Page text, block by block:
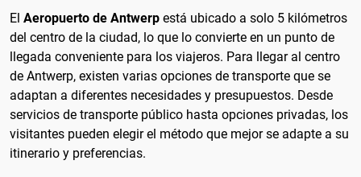
El Aeropuerto de Antwerp está ubicado a solo 5 kilómetros
del centro de la ciudad, lo que lo convierte en un punto de
llegada conveniente para los viajeros. Para llegar al centro
de Antwerp, existen varias opciones de transporte que se
adaptan a diferentes necesidades y presupuestos. Desde
servicios de transporte público hasta opciones privadas, los
visitantes pueden elegir el método que mejor se adapte a su
itinerario y preferencias.